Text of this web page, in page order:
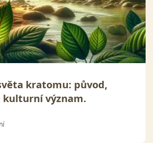
kratomu: původ,
kulturní význam.